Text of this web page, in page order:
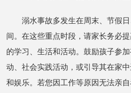
溺水事故多发生在周末、节假日
间。在这些重点时段，请家长务必
的学习、生活和活动。鼓励孩子参
动、社会实践活动，或引导其在家
和娱乐。若您因工作等原因无法亲